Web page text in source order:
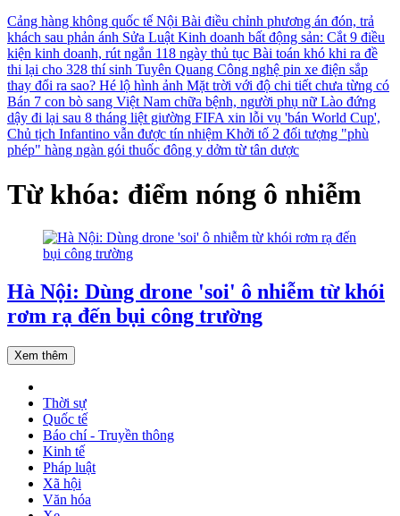
Cảng hàng không quốc tế Nội Bài điều chỉnh phương án đón, trả
khách sau phản ánh Sửa Luật Kinh doanh bất động sản: Cắt 9 điều
kiện kinh doanh, rút ngắn 118 ngày thủ tục Bài toán khó khi ra đề
thi lại cho 328 thí sinh Tuyên Quang Công nghệ pin xe điện sắp
thay đổi ra sao? Hé lộ hình ảnh Mặt trời với độ chi tiết chưa từng có
Bán 7 con bò sang Việt Nam chữa bệnh, người phụ nữ Lào đứng
dậy đi lại sau 8 tháng liệt giường FIFA xin lỗi vụ 'bán World Cup',
Chủ tịch Infantino vẫn được tín nhiệm Khởi tố 2 đối tượng "phù
phép" hàng ngàn gói thuốc đông y dởm từ tân dược
Từ khóa: điểm nóng ô nhiễm
Hà Nội: Dùng drone 'soi' ô nhiễm từ khói
rơm rạ đến bụi công trường
Xem thêm
Thời sự
Quốc tế
Báo chí - Truyền thông
Kinh tế
Pháp luật
Xã hội
Văn hóa